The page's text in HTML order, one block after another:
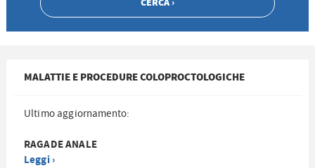
MALATTIE E PROCEDURE COLOPROCTOLOGICHE
Ultimo aggiornamento:
RAGADE ANALE
Leggi ›